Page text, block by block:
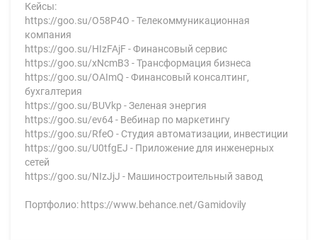
Кейсы:
https://goo.su/O58P4O - Телекоммуникационная
компания
https://goo.su/HIzFAjF - Финансовый сервис
https://goo.su/xNcmB3 - Трансформация бизнеса
https://goo.su/OAImQ - Финансовый консалтинг,
бухгалтерия
https://goo.su/BUVkp - Зеленая энергия
https://goo.su/ev64 - Вебинар по маркетингу
https://goo.su/RfeO - Студия автоматизации, инвестиции
https://goo.su/U0tfgEJ - Приложение для инженерных
сетей
https://goo.su/NIzJjJ - Машиностроительный завод
Портфолио: https://www.behance.net/Gamidovily